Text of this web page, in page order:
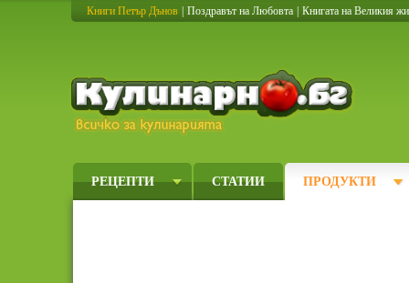
Книги Петър Дънов Поздравът на Любовта Книгата на Великия
РЕЦЕПТИ СТАТИИ ПРОДУКТИ